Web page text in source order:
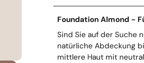
Foundation Almond -
Sind Sie auf der Suche
natürliche Abdeckung
mittlere Haut mit